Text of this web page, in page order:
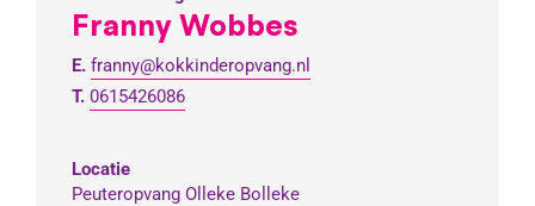
Franny Wobbes
E. franny@kokkinderopvang.nl
T. 0615426086
Locatie
Peuteropvang Olleke Bolleke